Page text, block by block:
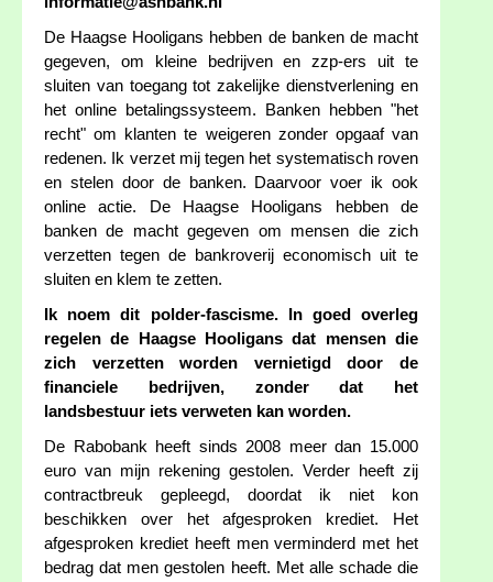
De Haagse Hooligans hebben de banken de macht
gegeven, om kleine bedrijven en zzp-ers uit te
sluiten van toegang tot zakelijke dienstverlening en
het online betalingssysteem. Banken hebben "het
recht" om klanten te weigeren zonder opgaaf van
redenen. Ik verzet mij tegen het systematisch roven
en stelen door de banken. Daarvoor voer ik ook
online actie. De Haagse Hooligans hebben de
banken de macht gegeven om mensen die zich
verzetten tegen de bankroverij economisch uit te
sluiten en klem te zetten.
Ik noem dit polder-fascisme. In goed overleg
regelen de Haagse Hooligans dat mensen die
zich verzetten worden vernietigd door de
financiele bedrijven, zonder dat het
landsbestuur iets verweten kan worden.
De Rabobank heeft sinds 2008 meer dan 15.000
euro van mijn rekening gestolen. Verder heeft zij
contractbreuk gepleegd, doordat ik niet kon
beschikken over het afgesproken krediet. Het
afgesproken krediet heeft men verminderd met het
bedrag dat men gestolen heeft. Met alle schade die